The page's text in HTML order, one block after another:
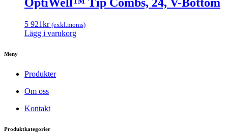
5 921kr (exkl.moms)
Lägg i varukorg
Meny
Produkter
Om oss
Kontakt
Produktkategorier